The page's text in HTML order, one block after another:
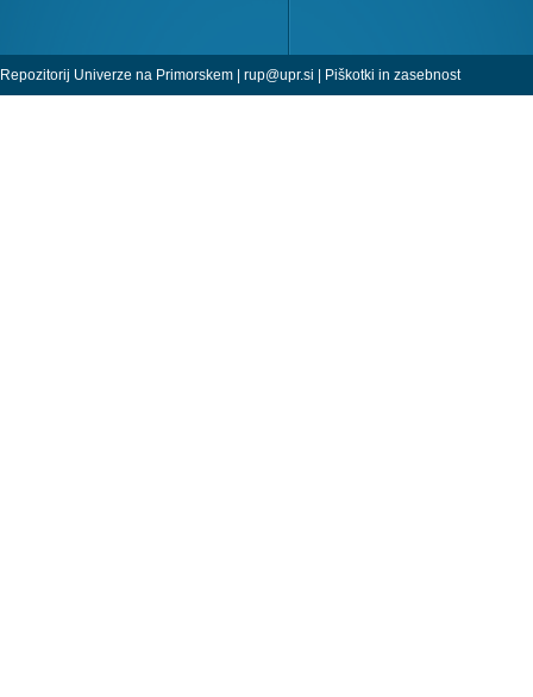
Repozitorij Univerze na Primorskem | rup@upr.si | Piškotki in zasebnost